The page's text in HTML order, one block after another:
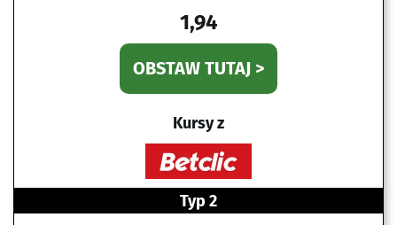
1,94
OBSTAW TUTAJ >
Kursy z
Typ 2